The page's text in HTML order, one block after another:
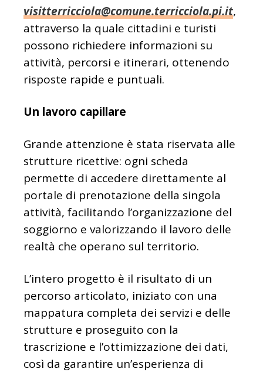
visitterricciola@comune.terricciola.pi.it,
attraverso la quale cittadini e turisti
possono richiedere informazioni su
attività, percorsi e itinerari, ottenendo
risposte rapide e puntuali.
Un lavoro capillare
Grande attenzione è stata riservata alle
strutture ricettive: ogni scheda
permette di accedere direttamente al
portale di prenotazione della singola
attività, facilitando l’organizzazione del
soggiorno e valorizzando il lavoro delle
realtà che operano sul territorio.
L’intero progetto è il risultato di un
percorso articolato, iniziato con una
mappatura completa dei servizi e delle
strutture e proseguito con la
trascrizione e l’ottimizzazione dei dati,
così da garantire un’esperienza di